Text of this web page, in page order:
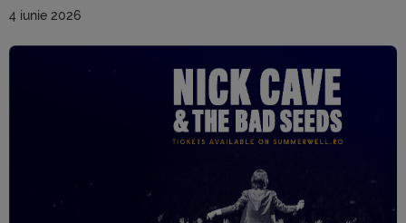
4 iunie 2026